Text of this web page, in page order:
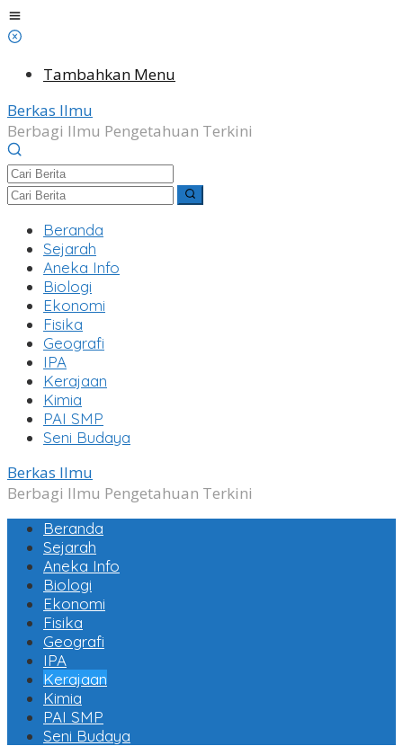
Lewati
ke
Tambahkan Menu
Berkas Ilmu
Berbagi Ilmu Pengetahuan Terkini
Beranda
Sejarah
Aneka Info
Biologi
Ekonomi
Fisika
Geografi
IPA
Kerajaan
Kimia
PAI SMP
Seni Budaya
Berkas Ilmu
Berbagi Ilmu Pengetahuan Terkini
Beranda
Sejarah
Aneka Info
Biologi
Ekonomi
Fisika
Geografi
IPA
Kerajaan
Kimia
PAI SMP
Seni Budaya